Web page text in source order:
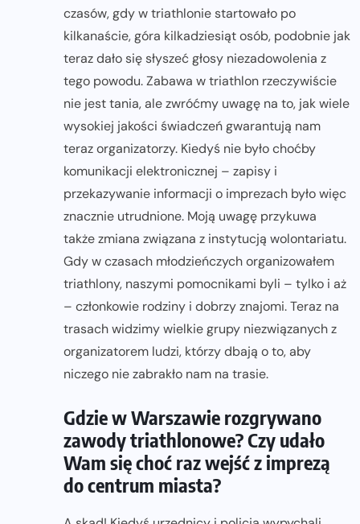
czasów, gdy w triathlonie startowało po
kilkanaście, góra kilkadziesiąt osób, podobnie jak
teraz dało się słyszeć głosy niezadowolenia z
tego powodu. Zabawa w triathlon rzeczywiście
nie jest tania, ale zwróćmy uwagę na to, jak wiele
wysokiej jakości świadczeń gwarantują nam
teraz organizatorzy. Kiedyś nie było choćby
komunikacji elektronicznej – zapisy i
przekazywanie informacji o imprezach było więc
znacznie utrudnione. Moją uwagę przykuwa
także zmiana związana z instytucją wolontariatu.
Gdy w czasach młodzieńczych organizowałem
triathlony, naszymi pomocnikami byli – tylko i aż
– członkowie rodziny i dobrzy znajomi. Teraz na
trasach widzimy wielkie grupy niezwiązanych z
organizatorem ludzi, którzy dbają o to, aby
niczego nie zabrakło nam na trasie.
Gdzie w Warszawie rozgrywano
zawody triathlonowe? Czy udało
Wam się choć raz wejść z imprezą
do centrum miasta?